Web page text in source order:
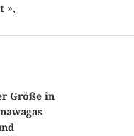
»,
Größe in